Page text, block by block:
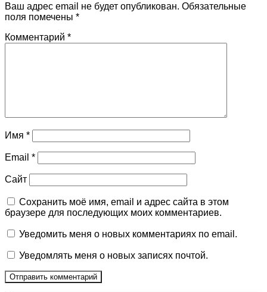
Ваш адрес email не будет опубликован. Обязательные
поля помечены *
Комментарий *
Имя *
Email *
Сайт
Сохранить моё имя, email и адрес сайта в этом
браузере для последующих моих комментариев.
Уведомить меня о новых комментариях по email.
Уведомлять меня о новых записях почтой.